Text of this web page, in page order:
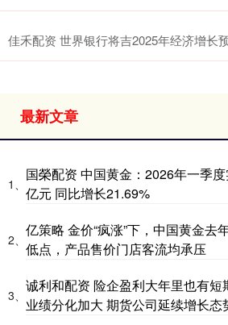
佳禾配资 世界银行将吉2025年经济增长
最新文章
1、
国榮配资 中国黄金：2026年一季
亿元 同比增长21.69%
2、
亿策略 金价“疯涨”下，中国黄金去
低点，产品售价门店客流均承压
3、
诚利和配资 险企盈利大年里也有短
业绩分化加大 期货公司延续增长态